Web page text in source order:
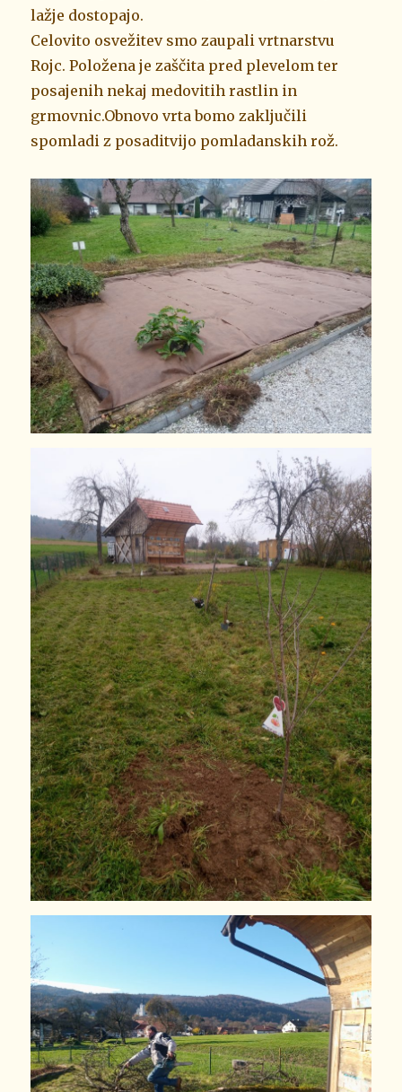
lažje dostopajo.
Celovito osvežitev smo zaupali vrtnarstvu
Rojc. Položena je zaščita pred plevelom ter
posajenih nekaj medovitih rastlin in
grmovnic.Obnovo vrta bomo zaključili
spomladi z posaditvijo pomladanskih rož.